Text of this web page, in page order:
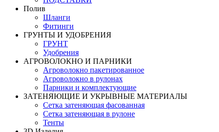
Полив
Шланги
Фитинги
ГРУНТЫ И УДОБРЕНИЯ
ГРУНТ
Удобрения
АГРОВОЛОКНО И ПАРНИКИ
Агроволокно пакетированное
Агроволокно в рулонах
Парники и комплектующие
ЗАТЕНЯЮЩИЕ И УКРЫВНЫЕ МАТЕРИАЛЫ
Сетка затеняющая фасованная
Сетка затеняющая в рулоне
Тенты